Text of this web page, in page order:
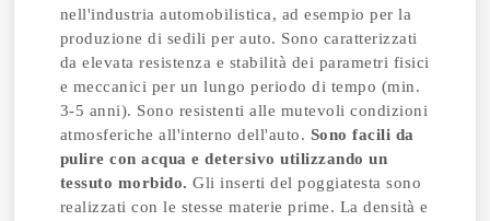
nell'industria automobilistica, ad esempio per la
produzione di sedili per auto. Sono caratterizzati
da elevata resistenza e stabilità dei parametri fisici
e meccanici per un lungo periodo di tempo (min.
3-5 anni). Sono resistenti alle mutevoli condizioni
atmosferiche all'interno dell'auto. Sono facili da
pulire con acqua e detersivo utilizzando un
tessuto morbido. Gli inserti del poggiatesta sono
realizzati con le stesse materie prime. La densità e